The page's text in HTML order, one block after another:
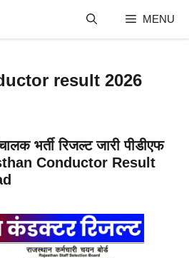
MENU
result 2026
भर्ती रिजल्ट जारी पीडीएफ
Conductor Result